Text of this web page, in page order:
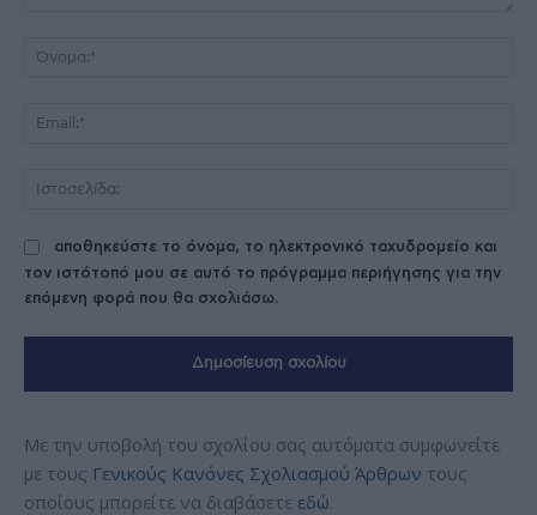
αποθηκεύστε το όνομα, το ηλεκτρονικό ταχυδρομείο και
τον ιστότοπό μου σε αυτό το πρόγραμμα περιήγησης για την
επόμενη φορά που θα σχολιάσω.
Με την υποβολή του σχολίου σας αυτόματα συμφωνείτε
με τους Γενικούς Κανόνες Σχολιασμού Άρθρων τους
οποίους μπορείτε να διαβάσετε εδώ.